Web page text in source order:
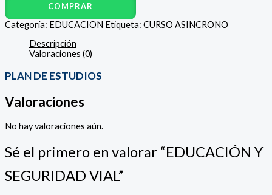
COMPRAR
Categoría: EDUCACION Etiqueta: CURSO ASINCRONO
Descripción
Valoraciones (0)
PLAN DE ESTUDIOS
Valoraciones
No hay valoraciones aún.
Sé el primero en valorar “EDUCACIÓN Y
SEGURIDAD VIAL”